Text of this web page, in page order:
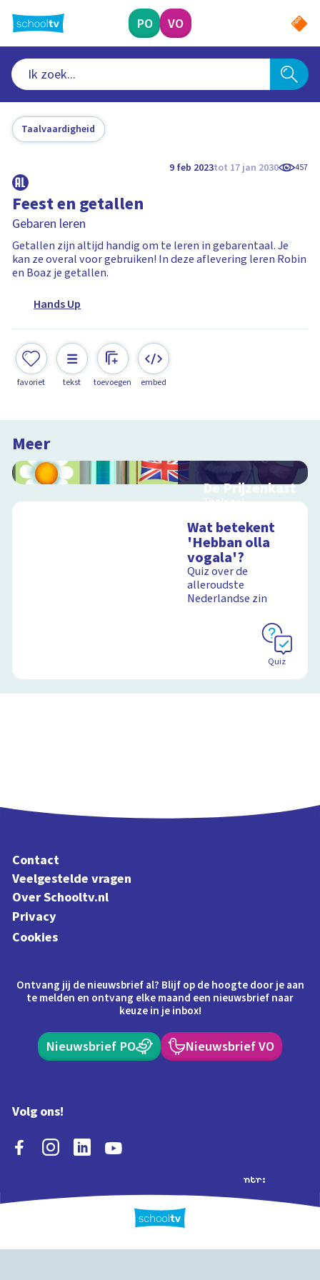
naar
hoofdinhoud
PO VO
Taalvaardigheid
9 feb 2023tot 17 jan 2030 457
Feest en getallen
Gebaren leren
Getallen zijn altijd handig om te leren in gebarentaal. Je
kan ze overal voor gebruiken! In deze aflevering leren Robin
en Boaz je getallen.
Hands Up
favoriet tekst toevoegen embed
Meer
De Prijzenkast
Taalspel
Wat betekent
'Hebban olla
vogala'?
Quiz over de
alleroudste
Nederlandse zin
Quiz
Contact
Veelgestelde vragen
Over Schooltv.nl
Privacy
Cookies
Ontvang jij de nieuwsbrief al? Blijf op de hoogte door je aan
te melden en ontvang elke maand een nieuwsbrief naar
keuze in je inbox!
Nieuwsbrief PO Nieuwsbrief VO
Volg ons!